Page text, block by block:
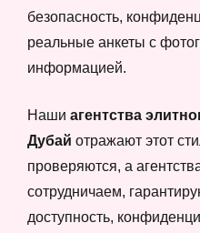
безопасность,
реальные анкеты с
информацией.
Наши агентства
Дубай отражают этот
проверяются, а
сотрудничаем,
доступность,